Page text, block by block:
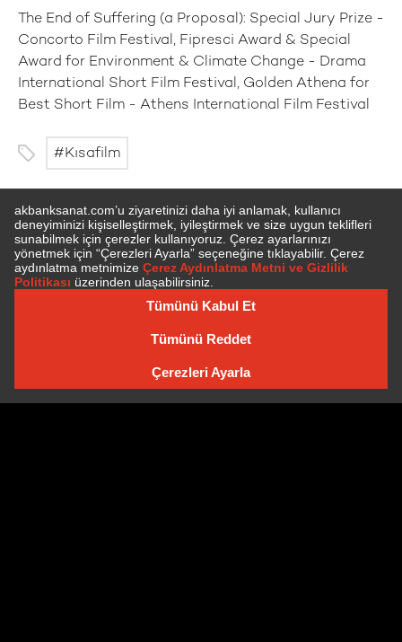
The End of Suffering (a Proposal): Special Jury Prize -
Concorto Film Festival, Fipresci Award & Special
Award for Environment & Climate Change - Drama
International Short Film Festival, Golden Athena for
Best Short Film - Athens International Film Festival
Kısafilm